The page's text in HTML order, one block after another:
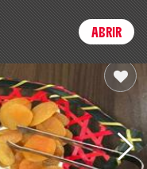
Login
ABRIR